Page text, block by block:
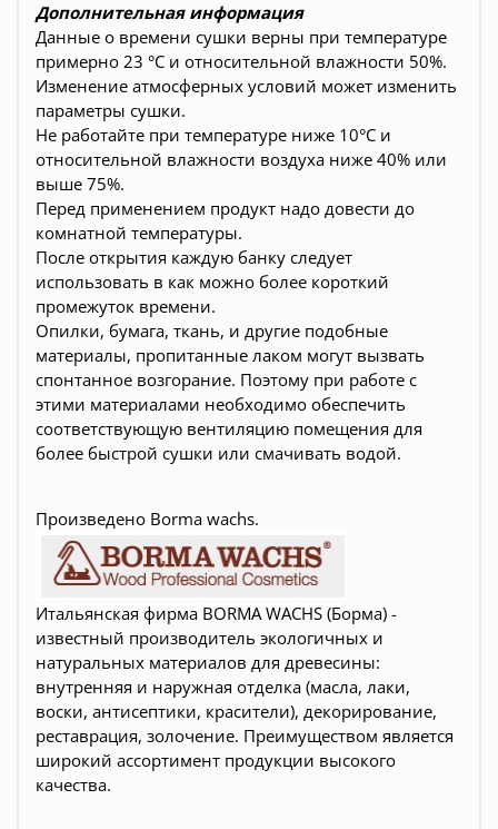
Дополнительная информация
Данные о времени сушки верны при температуре
примерно 23 °С и относительной влажности 50%.
Изменение атмосферных условий может изменить
параметры сушки.
Не работайте при температуре ниже 10°С и
относительной влажности воздуха ниже 40% или
выше 75%.
Перед применением продукт надо довести до
комнатной температуры.
После открытия каждую банку следует
использовать в как можно более короткий
промежуток времени.
Опилки, бумага, ткань, и другие подобные
материалы, пропитанные лаком могут вызвать
спонтанное возгорание. Поэтому при работе с
этими материалами необходимо обеспечить
соответствующую вентиляцию помещения для
более быстрой сушки или смачивать водой.
Произведено Borma wachs.
Итальянская фирма BORMA WACHS (Борма) -
известный производитель экологичных и
натуральных материалов для древесины:
внутренняя и наружная отделка (масла, лаки,
воски, антисептики, красители), декорирование,
реставрация, золочение. Преимуществом является
широкий ассортимент продукции высокого
качества.